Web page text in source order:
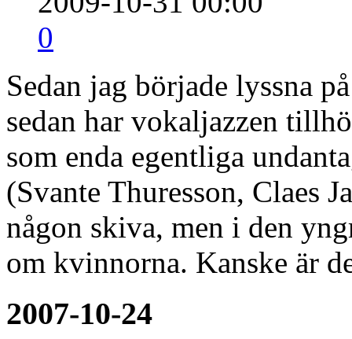
0
Sedan jag började lyssna
sedan har vokaljazzen
som enda egentliga
(Svante Thuresson, Claes
någon skiva, men i den
om kvinnorna. Kanske är
2007-10-24